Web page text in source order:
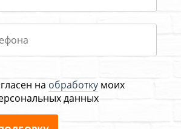
на обработкумоих
данных